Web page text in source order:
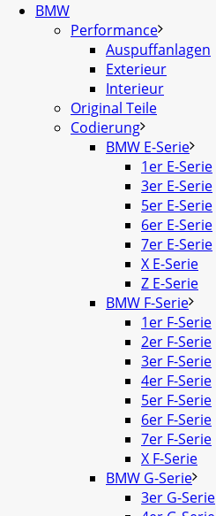
BMW
Performance
Auspuffanlagen
Exterieur
Interieur
Original Teile
Codierung
BMW E-Serie
1er E-Serie
3er E-Serie
5er E-Serie
6er E-Serie
7er E-Serie
X E-Serie
Z E-Serie
BMW F-Serie
1er F-Serie
2er F-Serie
3er F-Serie
4er F-Serie
5er F-Serie
6er F-Serie
7er F-Serie
X F-Serie
BMW G-Serie
3er G-Serie